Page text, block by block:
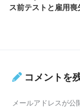
ス前テストと雇用
コメントを
メールアドレスが公